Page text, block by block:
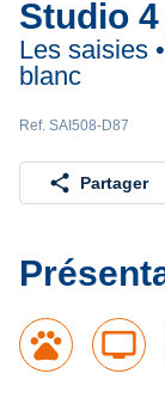
Studio
Les saisies
blanc
Ref. SAI508-D87
share Partager
pets tv